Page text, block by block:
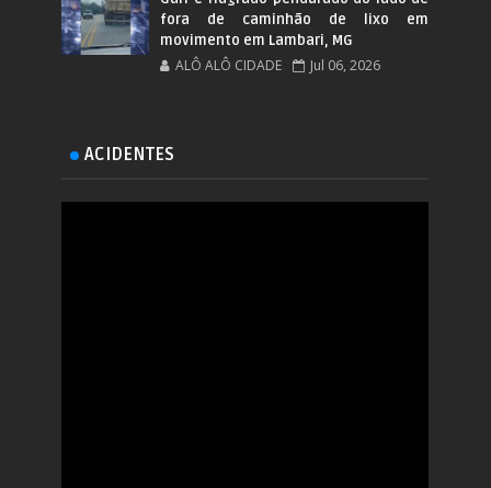
fora de caminhão de lixo em
movimento em Lambari, MG
ALÔ ALÔ CIDADE Jul 06, 2026
ACIDENTES